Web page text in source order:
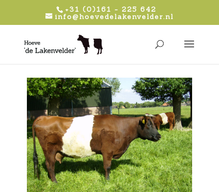
+31 (0)161 - 225 642
info@hoevedelakenvelder.nl